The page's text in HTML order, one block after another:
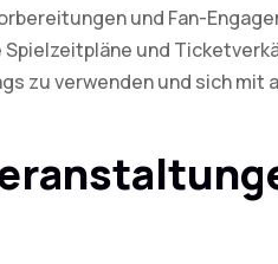
und Fan-
Spielzeitpläne und
zu verwenden und sich mit